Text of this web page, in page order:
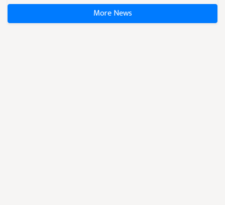
More News